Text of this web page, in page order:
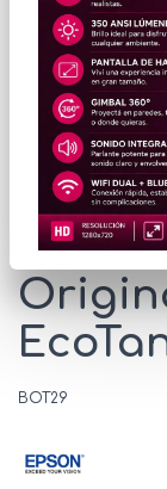
* Las imágenes
BOT29